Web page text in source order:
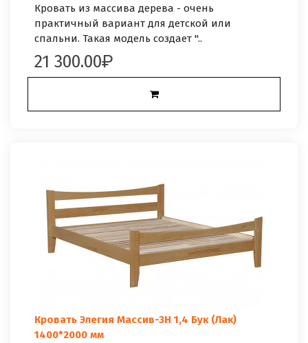
Кровать из массива дерева - очень
практичный вариант для детской или
спальни. Такая модель создает "..
21 300.00
Кровать Элегия Массив-3Н 1,4 Бук (Лак)
1400*2000 мм